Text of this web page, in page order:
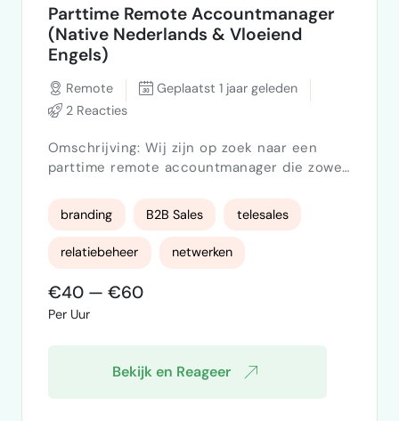
Parttime Remote Accountmanager
(Native Nederlands & Vloeiend
Engels)
Remote
Geplaatst 1 jaar geleden
2 Reacties
Omschrijving: Wij zijn op zoek naar een
parttime remote accountmanager die zowel
nieuwe leads opvolgt. Je bent het eerste
aanspreekpunt voor onze B2B-klanten in de
branche voor promotionele producten en
creatieve en kostenefficiënte oplossingen,
zet leads om in langdurige samenwerkingen
en zorgt voor een profe…
branding B2B Sales telesales
relatiebeheer netwerken
€40 — €60
Per Uur
Bekijk en Reageer